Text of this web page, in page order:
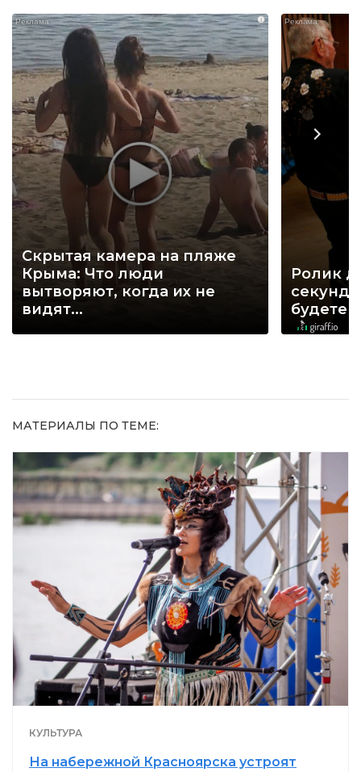
i
Скрытая камера на пляже
Крыма: Что люди
вытворяют, когда их не
видят...
Ролик
секунд,
будете
МАТЕРИАЛЫ ПО ТЕМЕ:
КУЛЬТУРА
На набережной Красноярска устроят